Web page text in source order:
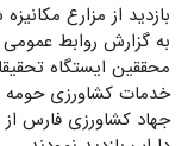
بازدید از مزارع
به گزارش روابط
محققین ایستگاه
خدمات کشاورزی حومه
جهاد کشاورزی فارس از